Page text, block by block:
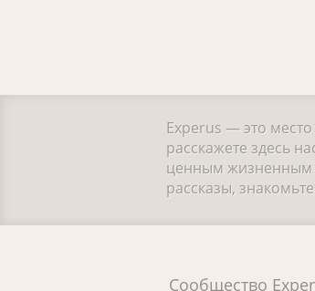
Experus — это
расскажете здесь
ценным жизненным
рассказы,
Сообщество